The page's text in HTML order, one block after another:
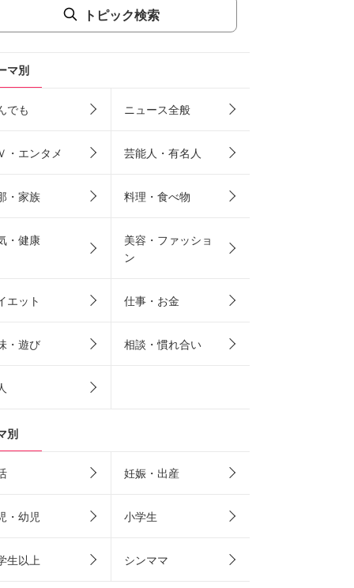
トピック検索
マ別
でも ニュース全般
・エンタメ 芸能人・有名人
・家族 料理・食べ物
・健康
美容・ファッショ
ン
エット 仕事・お金
・遊び 相談・慣れ合い
別
妊娠・出産
・幼児 小学生
生以上 シンママ